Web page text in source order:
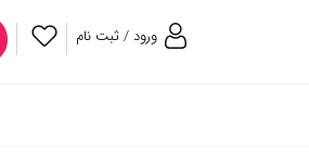
ورود / ثبت نام